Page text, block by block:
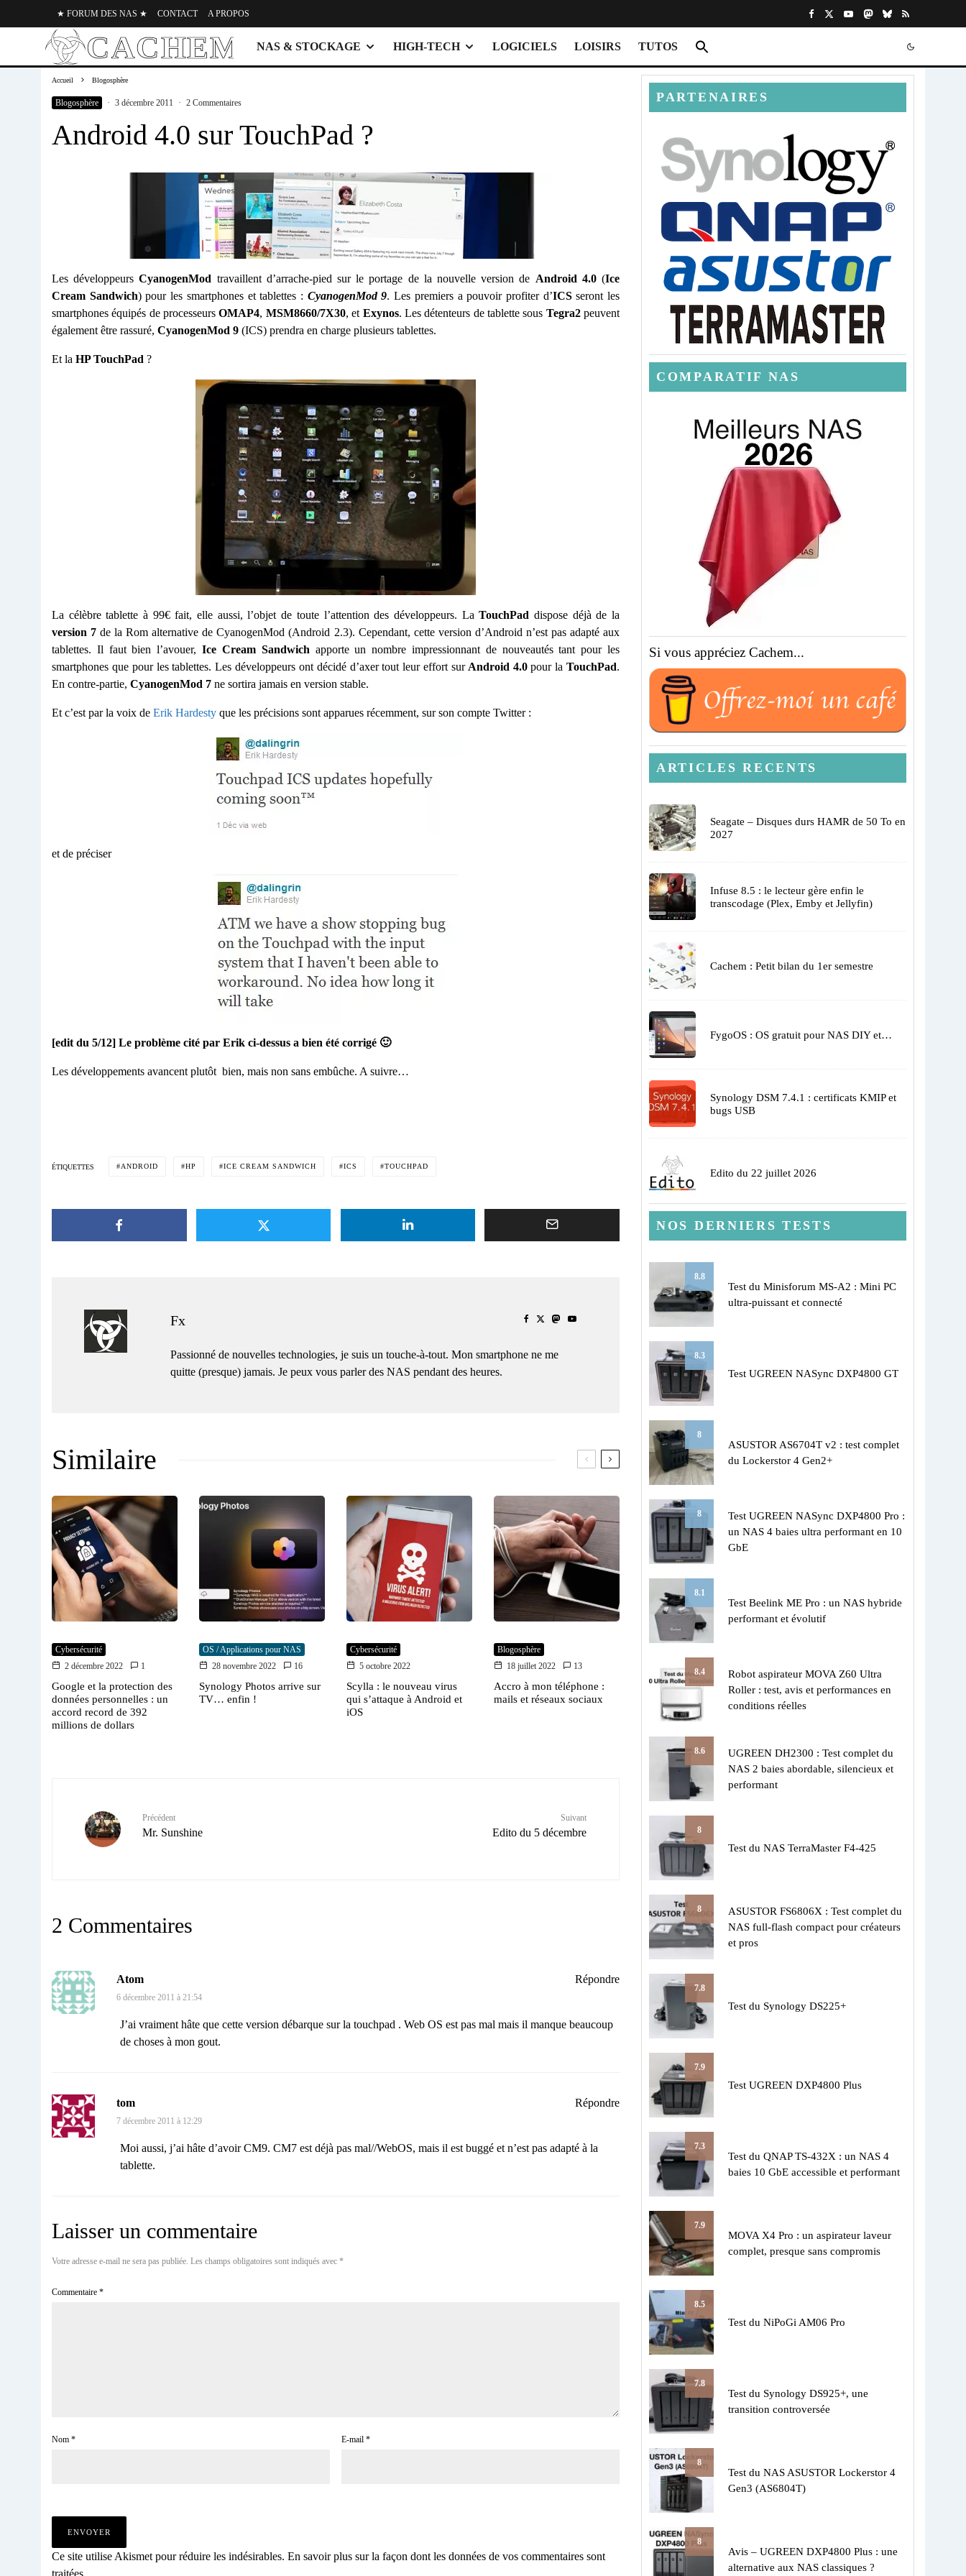
★ FORUM DES NAS ★ CONTACT A PROPOS
NAS & STOCKAGE HIGH-TECH LOGICIELS LOISIRS TUTOS
Accueil Blogosphère
Blogosphère · 3 décembre 2011 · 2 Commentaires
Android 4.0 sur TouchPad ?
Les développeursCyanogenMod travaillent d’arrache-pied sur le portage de la nouvelle version de Android 4.0(Ice
Cream Sandwich) pour les smartphones et tablettes : CyanogenMod 9. Les premiers a pouvoir profiter d’ICSseront les
smartphones équipés de processeursOMAP4, MSM8660/7X30, et Exynos. Les détenteurs de tablette sous Tegra2peuvent
également être rassuré, CyanogenMod 9 (ICS) prendra en charge plusieurs tablettes.
Et la HP TouchPad ?
La célèbre tablette à 99€ fait, elle aussi, l’objet de toute l’attention des développeurs. LaTouchPad dispose déjà de la
version 7 de la Rom alternative de CyanogenMod (Android 2.3). Cependant, cette version d’Android n’est pas adapté aux
tablettes. Il faut bien l’avouer,Ice Cream Sandwich apporte un nombre impressionnant de nouveautés tant pour les
smartphones que pour les tablettes. Les développeurs ont décidé d’axer tout leur effort surAndroid 4.0pour laTouchPad.
En contre-partie, CyanogenMod 7 ne sortira jamais en version stable.
Et c’est par la voix de Erik Hardesty que les précisions sont apparues récemment, sur son compte Twitter :
et de préciser
[edit du 5/12] Le problème cité par Erik ci-dessus a bien été corrigé 🙂
Les développements avancent plutôt bien, mais non sans embûche. A suivre…
ÉTIQUETTES ANDROID HP ICE CREAM SANDWICH ICS TOUCHPAD
Fx
Passionné de nouvelles technologies, je suis un touche-à-tout. Mon smartphone ne me
quitte (presque) jamais. Je peux vous parler des NAS pendant des heures.
Similaire
Cybersécurité
2 décembre 2022
1
Google et la protection des
données personnelles : un
accord record de 392
millions de dollars
OS / Applications pour NAS
28 novembre 2022
16
Synology Photos arrive sur
TV… enfin !
Cybersécurité
5 octobre 2022
Scylla : le nouveau virus
qui s’attaque à Android et
iOS
Blogosphère
18 juillet 2022
13
Accro à mon téléphone :
mails et réseaux sociaux
Précédent
Mr. Sunshine
Suivant
Edito du 5 décembre
2 Commentaires
Atom
6 décembre 2011 à 21:54
J’ai vraiment hâte que cette version débarque sur la touchpad . Web OS est pas mal mais il manque beaucoup
de choses à mon gout.
Répondre
tom
7 décembre 2011 à 12:29
Moi aussi, j’ai hâte d’avoir CM9. CM7 est déjà pas mal//WebOS, mais il est buggé et n’est pas adapté à la
tablette.
Répondre
Laisser un commentaire
Votre adresse e-mail ne sera pas publiée. Les champs obligatoires sont indiqués avec *
Commentaire *
Nom * E-mail *
Ce site utilise Akismet pour réduire les indésirables. En savoir plus sur la façon dont les données de vos commentaires sont
PARTENAIRES
COMPARATIF NAS
Si vous appréciez Cachem...
ARTICLES RECENTS
Seagate – Disques durs HAMR de 50 To en
2027
Infuse 8.5 : le lecteur gère enfin le
transcodage (Plex, Emby et Jellyfin)
Cachem : Petit bilan du 1er semestre
FygoOS : OS gratuit pour NAS DIY et…
Synology DSM 7.4.1 : certificats KMIP et
bugs USB
Edito du 22 juillet 2026
NOS DERNIERS TESTS
8.8
Test du Minisforum MS-A2 : Mini PC
ultra-puissant et connecté
8.3
Test UGREEN NASync DXP4800 GT
8
ASUSTOR AS6704T v2 : test complet
du Lockerstor 4 Gen2+
8
Test UGREEN NASync DXP4800 Pro :
un NAS 4 baies ultra performant en 10
GbE
8.1
Test Beelink ME Pro : un NAS hybride
performant et évolutif
8.4
Robot aspirateur MOVA Z60 Ultra
Roller : test, avis et performances en
conditions réelles
8.6
UGREEN DH2300 : Test complet du
NAS 2 baies abordable, silencieux et
performant
8
Test du NAS TerraMaster F4-425
8
ASUSTOR FS6806X : Test complet du
NAS full-flash compact pour créateurs
et pros
7.8
Test du Synology DS225+
7.9
Test UGREEN DXP4800 Plus
7.3
Test du QNAP TS-432X : un NAS 4
baies 10 GbE accessible et performant
7.9
MOVA X4 Pro : un aspirateur laveur
complet, presque sans compromis
8.5
Test du NiPoGi AM06 Pro
7.8
Test du Synology DS925+, une
transition controversée
8
Test du NAS ASUSTOR Lockerstor 4
Gen3 (AS6804T)
8
Avis – UGREEN DXP4800 Plus : une
alternative aux NAS classiques ?